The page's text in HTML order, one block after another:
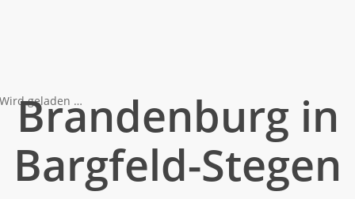
Wird geladen …
Brandenburg in
Bargfeld-Stegen